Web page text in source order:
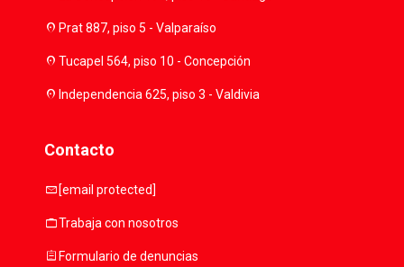
location_onPrat 887, piso 5 - Valparaíso
location_onTucapel 564, piso 10 - Concepción
location_onIndependencia 625, piso 3 - Valdivia
Contacto
mail [email protected]
workTrabaja con nosotros
assignmentFormulario de denuncias